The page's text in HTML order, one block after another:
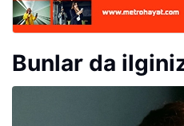
Bunlar da